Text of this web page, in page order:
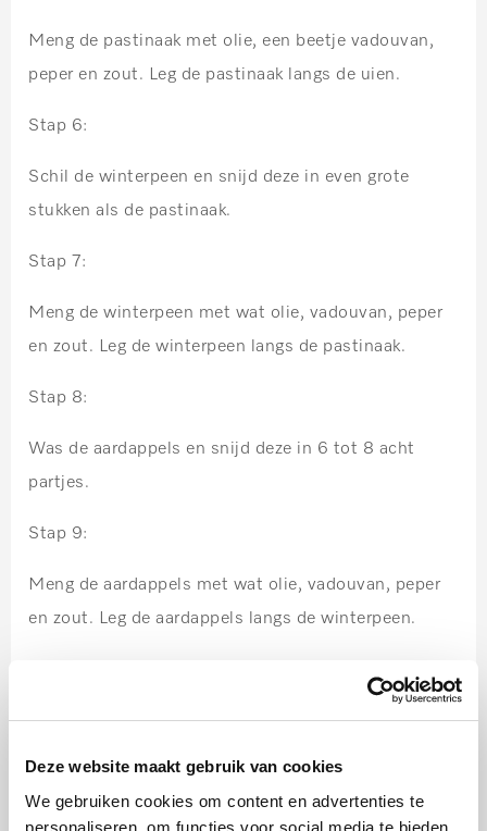
Deze website maakt gebruik van cookies
We gebruiken cookies om content en advertenties te
personaliseren, om functies voor social media te bieden
Meng de pastinaak met olie, een beetje vadouvan,
peper en zout. Leg de pastinaak langs de uien.
Stap 6:
Schil de winterpeen en snijd deze in even grote
stukken als de pastinaak.
Stap 7:
Meng de winterpeen met wat olie, vadouvan, peper
en zout. Leg de winterpeen langs de pastinaak.
Stap 8:
Was de aardappels en snijd deze in 6 tot 8 acht
partjes.
Stap 9:
Meng de aardappels met wat olie, vadouvan, peper
en zout. Leg de aardappels langs de winterpeen.
Snijd de worsten schuin over de helft en leg langs de
Stap 11: